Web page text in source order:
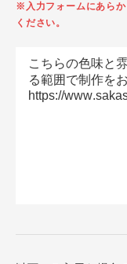
※入力フォームにあら
ください。